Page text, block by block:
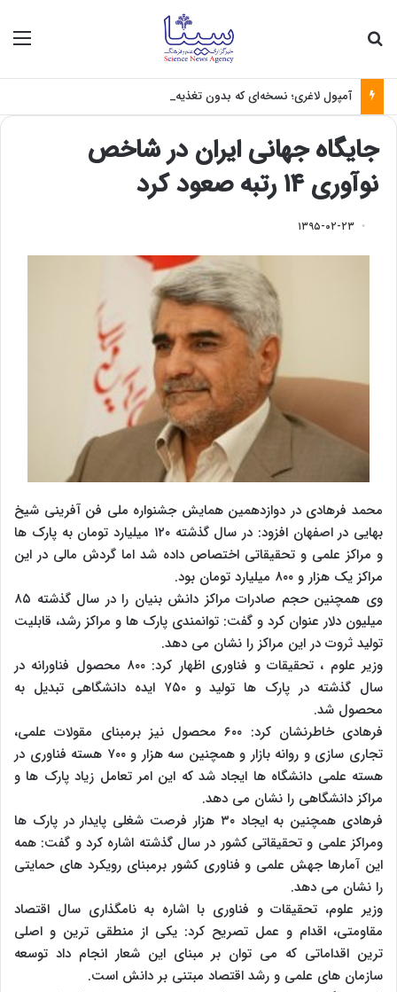
آمپول لاغری؛ نسخه‌ای که بدون تغذیه خطرناک می‌شود
جایگاه جهانی ایران در شاخص
نوآوری ۱۴ رتبه صعود کرد
۱۳۹۵-۰۲-۲۳
محمد فرهادی در دوازدهمین همایش جشنواره ملی فن آفرینی شیخ
بهایی در اصفهان افزود: در سال گذشته ۱۲۰ میلیارد تومان به پارک ها
و مراکز علمی و تحقیقاتی اختصاص داده شد اما گردش مالی در این
مراکز یک هزار و ۸۰۰ میلیارد تومان بود.
وی همچنین حجم صادرات مراکز دانش بنیان را در سال گذشته ۸۵
میلیون دلار عنوان کرد و گفت: توانمندی پارک ها و مراکز رشد، قابلیت
تولید ثروت در این مراکز را نشان می دهد.
وزیر علوم ، تحقیقات و فناوری اظهار کرد: ۸۰۰ محصول فناورانه در
سال گذشته در پارک ها تولید و ۷۵۰ ایده دانشگاهی تبدیل به
محصول شد.
فرهادی خاطرنشان کرد: ۶۰۰ محصول نیز برمبنای مقولات علمی،
تجاری سازی و روانه بازار و همچنین سه هزار و ۷۰۰ هسته فناوری در
هسته علمی دانشگاه ها ایجاد شد که این امر تعامل زیاد پارک ها و
مراکز دانشگاهی را نشان می دهد.
فرهادی همچنین به ایجاد ۳۰ هزار فرصت شغلی پایدار در پارک ها
ومراکز علمی و تحقیقاتی کشور در سال گذشته اشاره کرد و گفت: همه
این آمارها جهش علمی و فناوری کشور برمبنای رویکرد های حمایتی
را نشان می دهد.
وزیر علوم، تحقیقات و فناوری با اشاره به نامگذاری سال اقتصاد
مقاومتی، اقدام و عمل تصریح کرد: یکی از منطقی ترین و اصلی
ترین اقداماتی که می توان بر مبنای این شعار انجام داد توسعه
سازمان های علمی و رشد اقتصاد مبتنی بر دانش است.